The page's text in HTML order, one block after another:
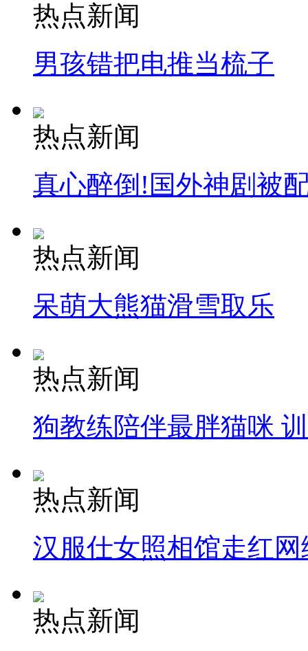
司机酒驾遇交警 急速倒车逃窜
热点新闻
男孩错把电推当梳子
热点新闻
真心醉倒!国外神剧被
热点新闻
呆萌大熊猫滑雪取乐
热点新闻
狗教练陪伴最胖猫咪
热点新闻
汉服仕女照相馆走红网
热点新闻